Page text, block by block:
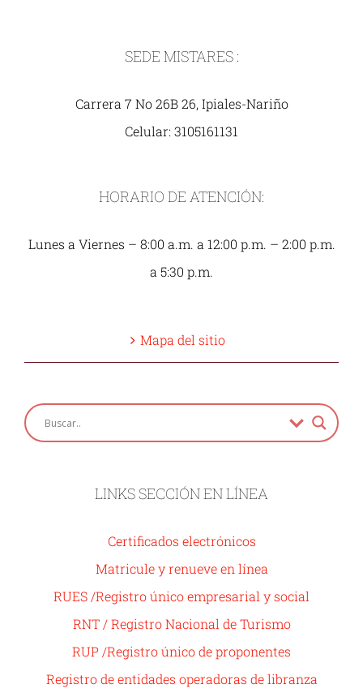
SEDE MISTARES :
Carrera 7 No 26B 26, Ipiales-Nariño
Celular: 3105161131
HORARIO DE ATENCIÓN:
Lunes a Viernes – 8:00 a.m. a 12:00 p.m. – 2:00 p.m.
a 5:30 p.m.
Mapa del sitio
LINKS SECCIÓN EN LÍNEA
Certificados electrónicos
Matricule y renueve en línea
RUES /Registro único empresarial y social
RNT / Registro Nacional de Turismo
RUP /Registro único de proponentes
Registro de entidades operadoras de libranza